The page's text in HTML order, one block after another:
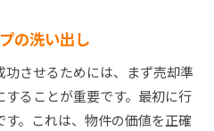
の洗い出し
させるためには、まず売却準
ることが重要です。最初に行
。これは、物件の価値を正確